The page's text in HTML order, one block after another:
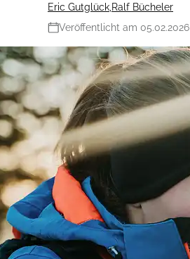
Eric Gutglück Ralf Bücheler
Veröffentlicht am 05.02.2026